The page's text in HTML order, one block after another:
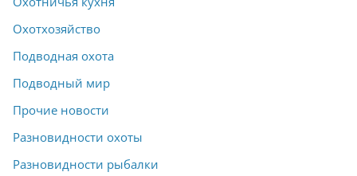
Охотхозяйство
Подводная охота
Подводный мир
Прочие новости
Разновидности охоты
Разновидности рыбалки